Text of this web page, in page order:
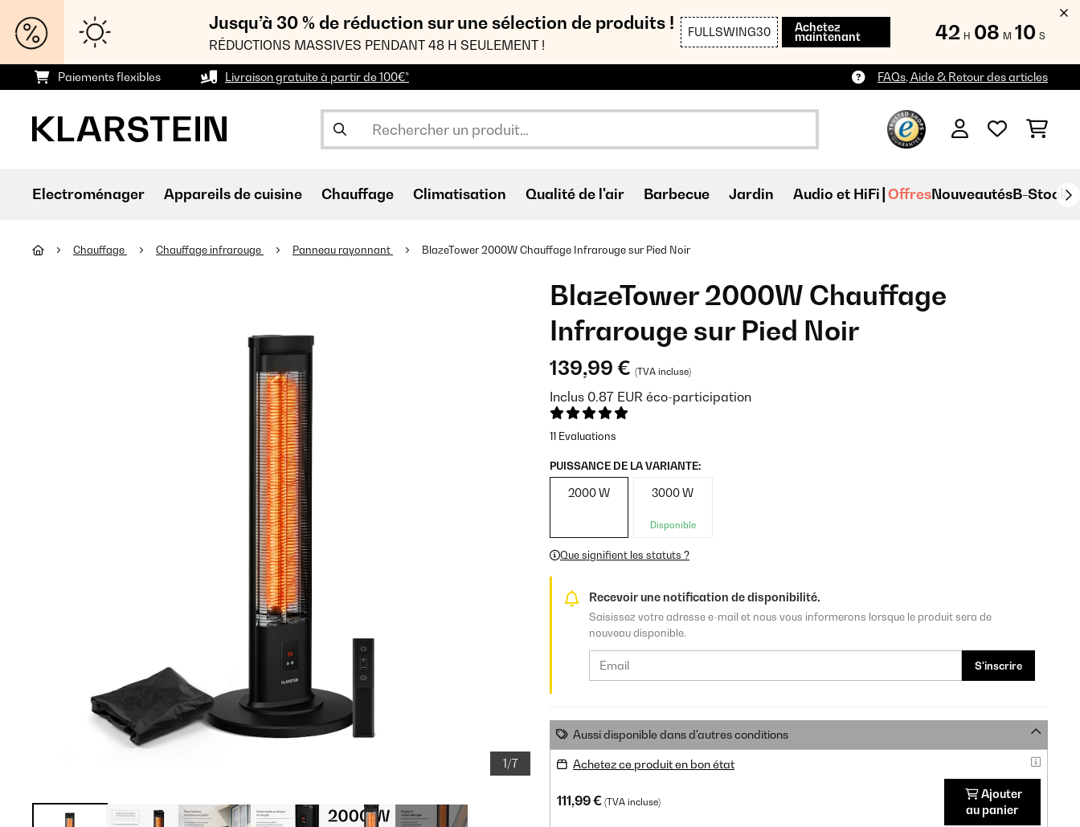
Jusqu’à 30 % de réduction sur une sélection de produits !
RÉDUCTIONS MASSIVES PENDANT 48 H SEULEMENT !
FULLSWING30 Achetez
maintenant 42 H 08 M 09 S
Paiements flexibles Livraison gratuite à partir de 100€* FAQs, Aide & Retour des articles
Electroménager Appareils de cuisine Chauffage Climatisation Qualité de l'air Barbecue Jardin Audio et HiFi OffresNouveautésB-Stock
Chauffage Chauffage infrarouge Panneau rayonnant BlazeTower 2000W Chauffage Infrarouge sur Pied Noir
1/7
BlazeTower 2000W Chauffage
Infrarouge sur Pied Noir
139,99 € (TVA incluse)
Inclus 0.87 EUR éco-participation
11 Evaluations
PUISSANCE DE LA VARIANTE:
2000 W 3000 W
Disponible
Que signifient les statuts ?
Recevoir une notification de disponibilité.
Saisissez votre adresse e-mail et nous vous informerons lorsque le produit sera de
nouveau disponible.
S'inscrire
Aussi disponible dans d'autres conditions
Achetez ce produit en bon état
111,99 € (TVA incluse)
Ajouter
au panier